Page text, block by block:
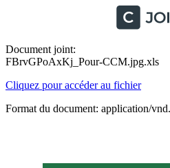
Document joint:
FBrvGPoAxKj_Pour-CCM.jpg.xls
Cliquez pour accéder au fichier
Format du document: application/